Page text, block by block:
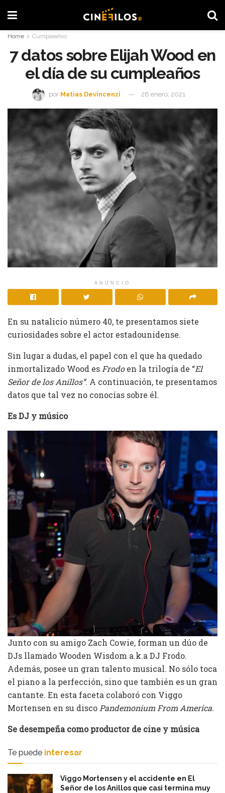
Home Cumpleaños
7 datos sobre Elijah Wood en
el día de su cumpleaños
por Matias Devincenzi 28 enero, 2021
ANUNCIO
En su natalicio número 40, te presentamos siete
curiosidades sobre el actor estadounidense.
Sin lugar a dudas, el papel con el que ha quedado
inmortalizado Wood esFrodoen la trilogía de “El
Señor de los Anillos”. A continuación, te presentamos
datos que tal vez no conocías sobre él.
Es DJ y músico
Junto con su amigo Zach Cowie, forman un dúo de
DJs llamado Wooden Wisdom a.k.a DJ Frodo.
Además, posee un gran talento musical. No sólo toca
el piano a la perfección, sino que también es un gran
cantante. En esta faceta colaboró con Viggo
Mortensen en su discoPandemonium From America.
Se desempeña como productor de cine y música
Te puede interesar
Viggo Mortensen y el accidente en El
Señor de los Anillos que casi termina muy